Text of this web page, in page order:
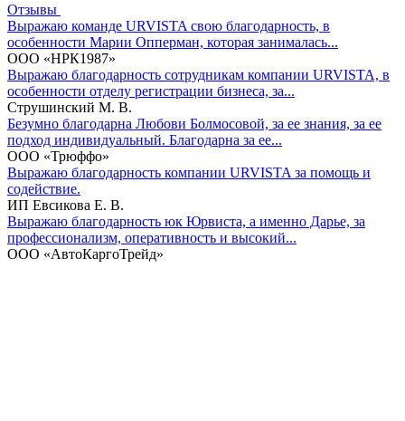
Отзывы
Выражаю команде URVISTA свою благодарность, в
особенности Марии Опперман, которая занималась...
ООО «НРК1987»
Выражаю благодарность сотрудникам компании URVISTA, в
особенности отделу регистрации бизнеса, за...
Струшинский М. В.
Безумно благодарна Любови Болмосовой, за ее знания, за ее
подход индивидуальный. Благодарна за ее...
ООО «Трюффо»
Выражаю благодарность компании URVISTA за помощь и
содействие.
ИП Евсикова Е. В.
Выражаю благодарность юк Юрвиста, а именно Дарье, за
профессионализм, оперативность и высокий...
ООО «АвтоКаргоТрейд»